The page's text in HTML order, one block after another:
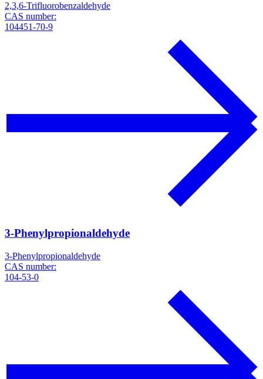
2,3,6-Trifluorobenzaldehyde
CAS number:
104451-70-9
3-Phenylpropionaldehyde
3-Phenylpropionaldehyde
CAS number:
104-53-0